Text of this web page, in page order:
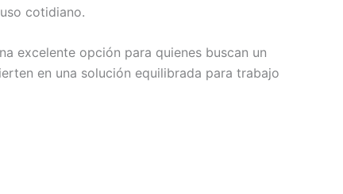
cotidiano.
excelente opción para quienes buscan un
en una solución equilibrada para trabajo